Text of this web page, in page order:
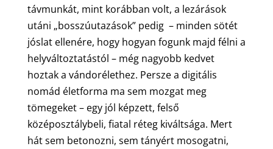
távmunkát, mint korábban volt, a lezárások
utáni „bosszúutazások” pedig – minden sötét
jóslat ellenére, hogy hogyan fogunk majd félni a
helyváltoztatástól – még nagyobb kedvet
hoztak a vándorélethez. Persze a digitális
nomád életforma ma sem mozgat meg
tömegeket – egy jól képzett, felső
középosztálybeli, fiatal réteg kiváltsága. Mert
hát sem betonozni, sem tányért mosogatni,